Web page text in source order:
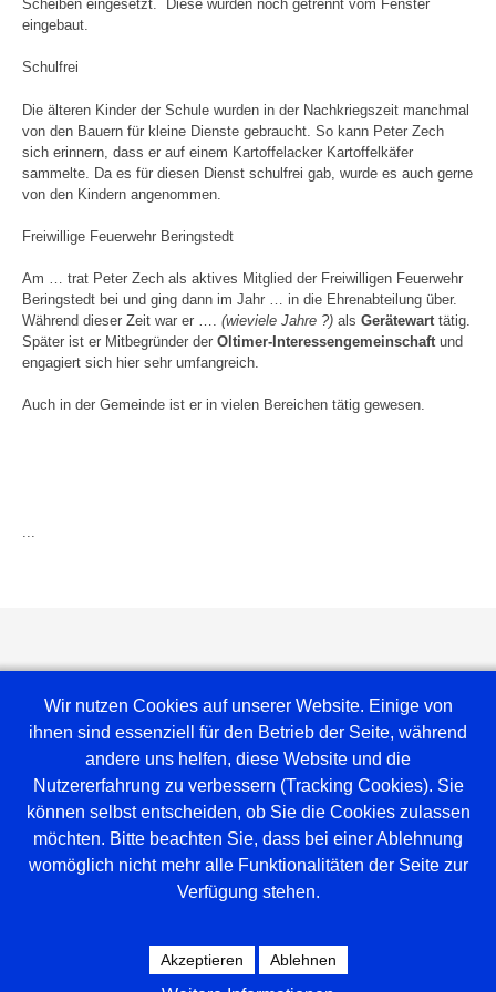
Scheiben eingesetzt. Diese wurden noch getrennt vom Fenster
eingebaut.
Schulfrei
Die älteren Kinder der Schule wurden in der Nachkriegszeit manchmal
von den Bauern für kleine Dienste gebraucht. So kann Peter Zech
sich erinnern, dass er auf einem Kartoffelacker Kartoffelkäfer
sammelte. Da es für diesen Dienst schulfrei gab, wurde es auch gerne
von den Kindern angenommen.
Freiwillige Feuerwehr Beringstedt
Am … trat Peter Zech als aktives Mitglied der Freiwilligen Feuerwehr
Beringstedt bei und ging dann im Jahr … in die Ehrenabteilung über.
Während dieser Zeit war er …. (wieviele Jahre ?) als Gerätewart tätig.
Später ist er Mitbegründer der Oltimer-Interessengemeinschaft und
engagiert sich hier sehr umfangreich.
Auch in der Gemeinde ist er in vielen Bereichen tätig gewesen.
Weblinks
Spielplan Tischtennis
Hallenbelegung
Wir nutzen Cookies auf unserer Website. Einige von
ihnen sind essenziell für den Betrieb der Seite, während
andere uns helfen, diese Website und die
Nutzererfahrung zu verbessern (Tracking Cookies). Sie
können selbst entscheiden, ob Sie die Cookies zulassen
möchten. Bitte beachten Sie, dass bei einer Ablehnung
womöglich nicht mehr alle Funktionalitäten der Seite zur
Verfügung stehen.
Akzeptieren Ablehnen